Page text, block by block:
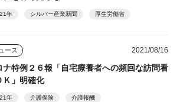
年 シルバー産業新聞 厚生労働省
ース 2021/08/16
ナ特例２６報「自宅療養者への頻回な訪問看
Ｋ」明確化
年 介護保険 介護報酬